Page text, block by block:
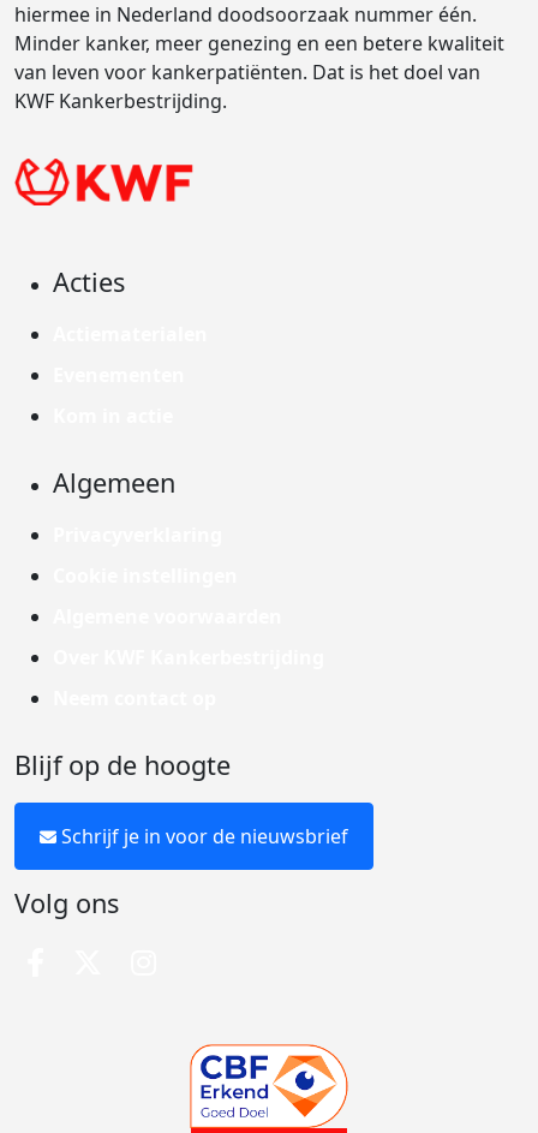
hiermee in Nederland doodsoorzaak nummer één.
Minder kanker, meer genezing en een betere kwaliteit
van leven voor kankerpatiënten. Dat is het doel van
KWF Kankerbestrijding.
Acties
Algemeen
Blijf op de hoogte
Schrijf je in voor de nieuwsbrief
Volg ons